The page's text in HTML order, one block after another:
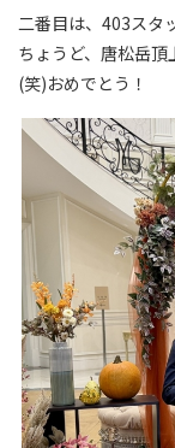
二番目は、403スタ
ちょうど、唐松岳
(笑)おめでとう！